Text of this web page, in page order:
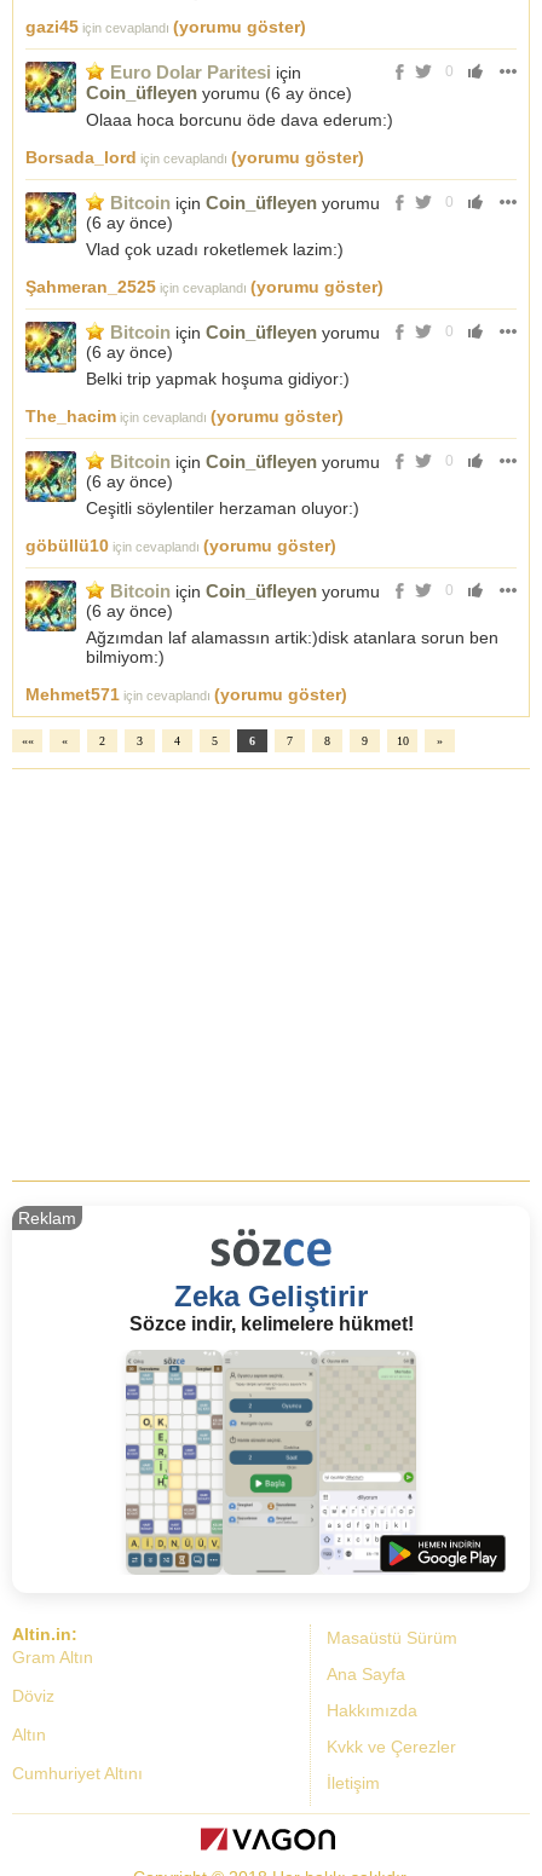
gazi45 için cevaplandı (yorumu göster)
0
Euro Dolar Paritesi için
Coin_üfleyen yorumu (6 ay önce)
Olaaa hoca borcunu öde dava ederum:)
Borsada_lord için cevaplandı (yorumu göster)
0
Bitcoin için Coin_üfleyen yorumu
(6 ay önce)
Vlad çok uzadı roketlemek lazim:)
Şahmeran_2525 için cevaplandı (yorumu göster)
0
Bitcoin için Coin_üfleyen yorumu
(6 ay önce)
Belki trip yapmak hoşuma gidiyor:)
The_hacim için cevaplandı (yorumu göster)
0
Bitcoin için Coin_üfleyen yorumu
(6 ay önce)
Ceşitli söylentiler herzaman oluyor:)
göbüllü10 için cevaplandı (yorumu göster)
0
Bitcoin için Coin_üfleyen yorumu
(6 ay önce)
Ağzımdan laf alamassın artik:)disk atanlara sorun ben
bilmiyom:)
Mehmet571 için cevaplandı (yorumu göster)
«« « 2 3 4 5 6 7 8 9 10 »
Zeka Geliştirir
Sözce indir, kelimelere hükmet!
Reklam
Masaüstü Sürüm
Ana Sayfa
Hakkımızda
Kvkk ve Çerezler
İletişim
Altin.in:
Gram Altın
Döviz
Altın
Cumhuriyet Altını
Dolar Kuru